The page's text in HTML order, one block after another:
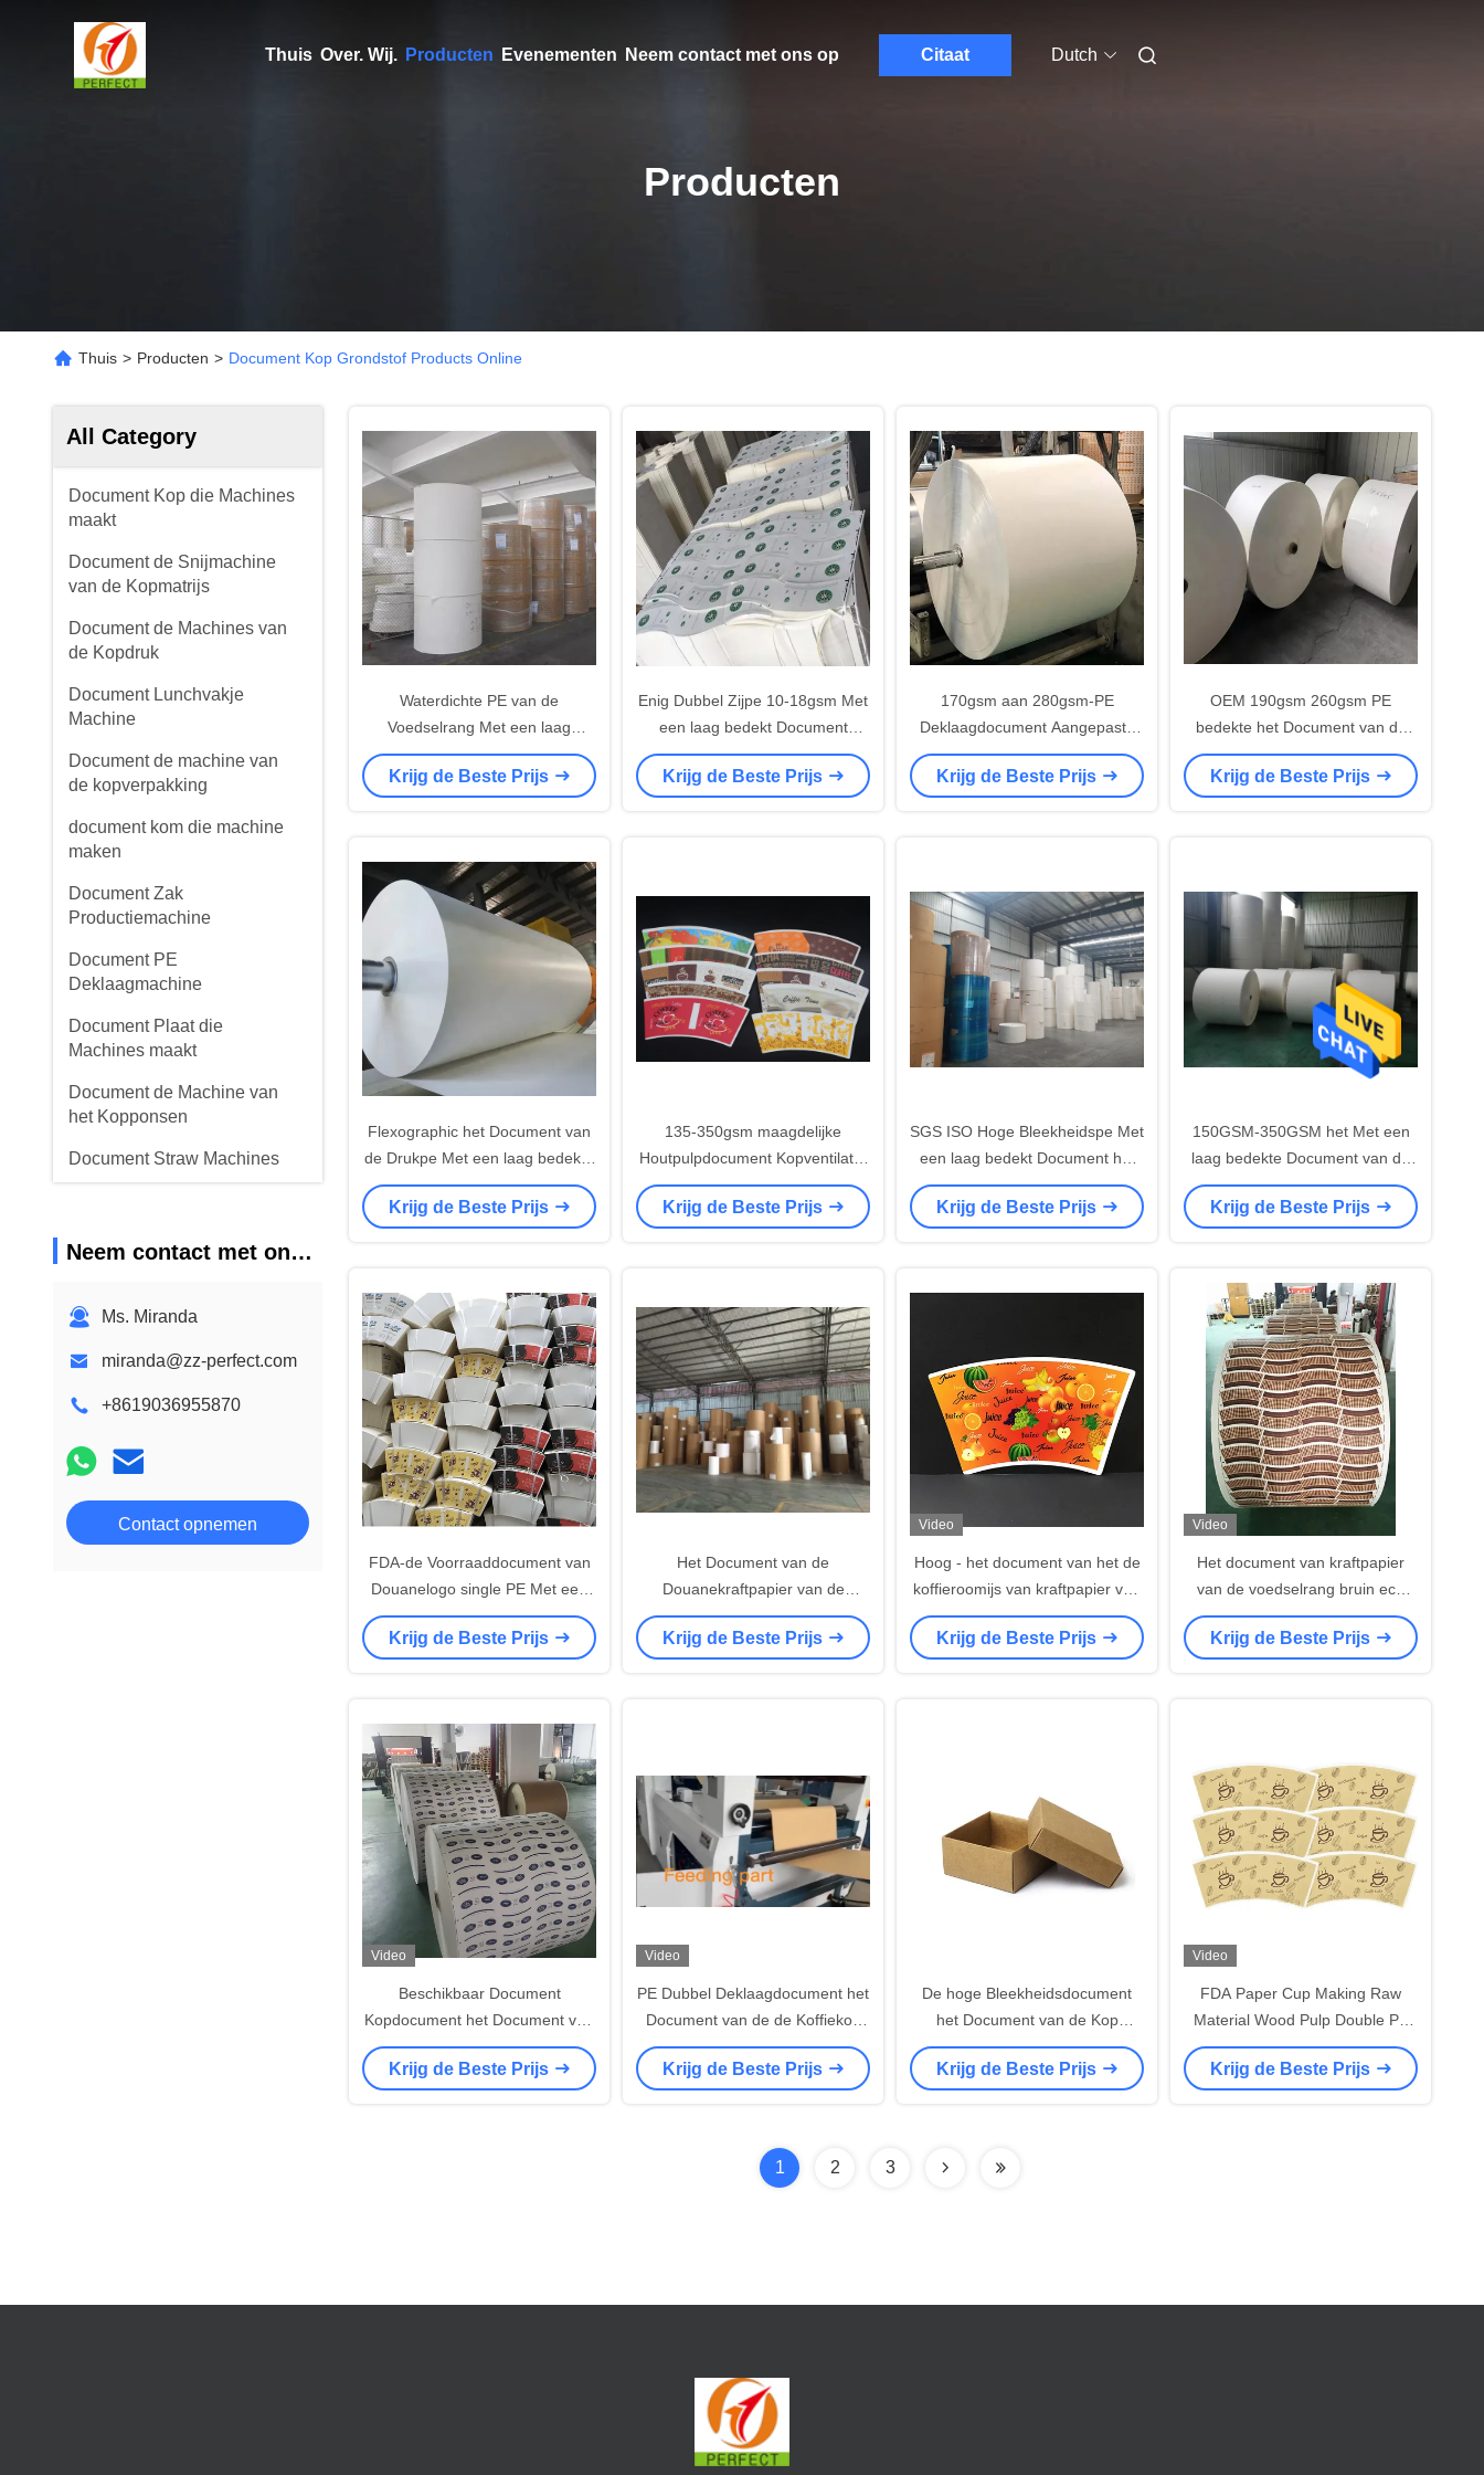
Thuis Over. Wij. Producten Evenementen Neem contact met ons op Citaat Dutch
Producten
Thuis > Producten > Document Kop Grondstof Products Online
All Category
Document Kop die Machines
maakt
Document de Snijmachine
van de Kopmatrijs
Document de Machines van
de Kopdruk
Document Lunchvakje
Machine
Document de machine van
de kopverpakking
document kom die machine
maken
Document Zak
Productiemachine
Document PE
Deklaagmachine
Document Plaat die
Machines maakt
Document de Machine van
het Kopponsen
Document Straw Machines
Document Kop Grondstof
Neem contact met ons op
Ms. Miranda
miranda@zz-perfect.com
+8619036955870
Contact opnemen
Waterdichte PE van de
Voedselrang Met een laag
bedekt Document
Broodjesdocument Kop
Krijg de Beste Prijs
Enig Dubbel Zijpe 10-18gsm Met
een laag bedekt Document
Vetvrij Blad
Krijg de Beste Prijs
170gsm aan 280gsm-PE
Deklaagdocument Aangepaste
Kop Grondstof
Krijg de Beste Prijs
OEM 190gsm 260gsm PE
bedekte het Document van de
Kopvoorraad in Broodjesblad met
een laag
Krijg de Beste Prijs
Flexographic het Document van
de Drukpe Met een laag bedekte
Kop Kop Grondstof
Krijg de Beste Prijs
135-350gsm maagdelijke
Houtpulpdocument Kopventilator
om Document Kop te maken
Krijg de Beste Prijs
SGS ISO Hoge Bleekheidspe Met
een laag bedekt Document het
Document van het Kopbroodje
Kop Grondstof
Krijg de Beste Prijs
150GSM-350GSM het Met een
laag bedekte Document van de
matrijzenbesnoeiing PLA
Bestand Broodjeswater
Krijg de Beste Prijs
FDA-de Voorraaddocument van
Douanelogo single PE Met een
laag bedekte Kop Grondstof
Krijg de Beste Prijs
Het Document van de
Douanekraftpapier van de
voedselrang Broodjes Grondstof
voor Document Koppen
Krijg de Beste Prijs
Video
Hoog - het document van het de
koffieroomijs van kraftpapier van
de kwaliteits100% puree PE met
een laag bedekte het
Krijg de Beste Prijs
Video
Het document van kraftpapier
van de voedselrang bruin eco
vriendschappelijk document van
de koffiekop beschikbaar kop
Krijg de Beste Prijs
Video
Beschikbaar Document
Kopdocument het Document van
Broodjes Bruin Eco
Vriendschappelijk Kopmateriaal
Krijg de Beste Prijs
Video
PE Dubbel Deklaagdocument het
Document van de de Koffiekop
van de Kop Grondstof Broodje
voor Kopmachine
Krijg de Beste Prijs
De hoge Bleekheidsdocument
het Document van de Kop
Grondstof 350gsm Grondstof van
de Kopmachine
Krijg de Beste Prijs
Video
FDA Paper Cup Making Raw
Material Wood Pulp Double PE
Coated Paper Sheet
Krijg de Beste Prijs
1 2 3